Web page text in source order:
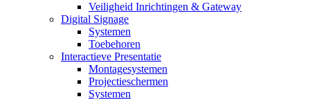
Veiligheid Inrichtingen & Gateway
Digital Signage
Systemen
Toebehoren
Interactieve Presentatie
Montagesystemen
Projectieschermen
Systemen